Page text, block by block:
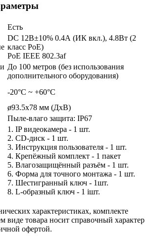
Есть
DC 12В±10% 0.4А (ИК вкл.), 4.8Вт (2
класс PoE)
PoE IEEE 802.3af
До 100 метров (без использования
дополнительного оборудования)
-20°С ~ +60°С
ø93.5x78 мм (ДхВ)
Пыле-влаго защита: IP67
1. IP видеокамера - 1 шт.
2. СD-диск - 1 шт.
3. Инструкция пользователя - 1 шт.
4. Крепёжный комплект - 1 пакет
5. Влагозащищённый разъём - 1 шт.
6. Форма для точного монтажа - 1 шт.
7. Шестигранный ключ - 1шт.
8. L-образный ключ - 1 iшт.
характеристиках, комплекте
виде товара носит справочный характер
офертой.